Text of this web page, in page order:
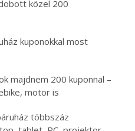
közel 200
kuponokkal most
majdnem 200 kuponnal –
motor is
többszáz